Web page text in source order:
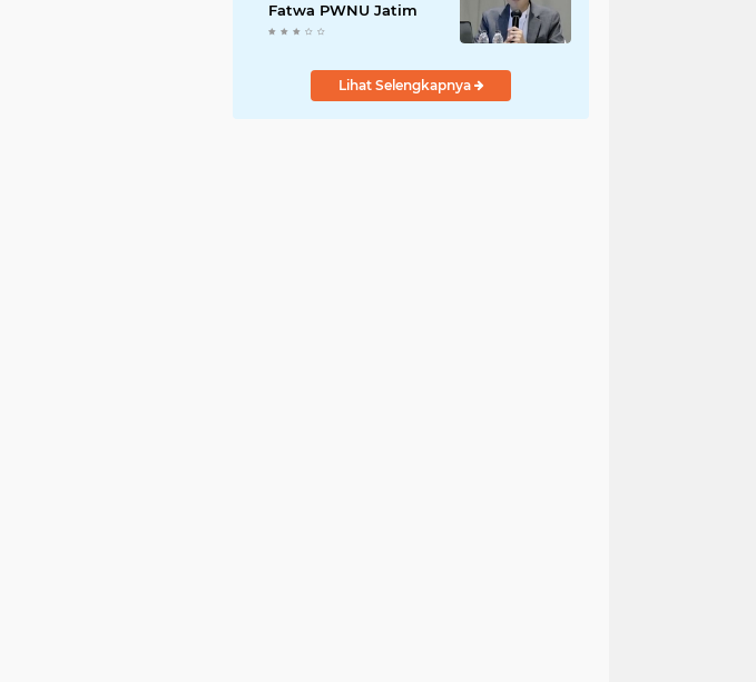
Fatwa PWNU Jatim
Lihat Selengkapnya